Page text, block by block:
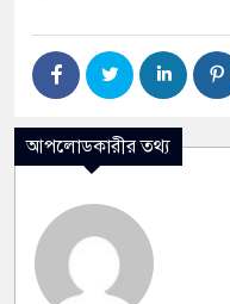
আপলোডকারীর তথ্য